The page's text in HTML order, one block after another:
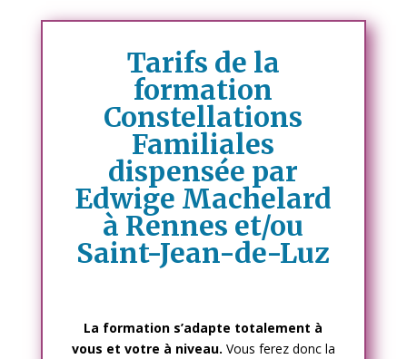
Tarifs de la
formation
Constellations
Familiales
dispensée par
Edwige Machelard
à Rennes et/ou
Saint-Jean-de-Luz
La formation s’adapte totalement à
vous et votre à niveau. Vous ferez donc la